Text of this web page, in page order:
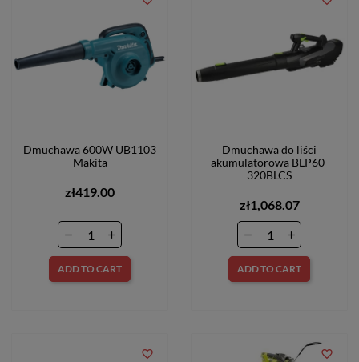
Dmuchawa 600W UB1103
Makita
zł419.00
ADD TO CART
Dmuchawa do liści
akumulatorowa BLP60-
320BLCS
zł1,068.07
ADD TO CART
favorite_border favorite_border